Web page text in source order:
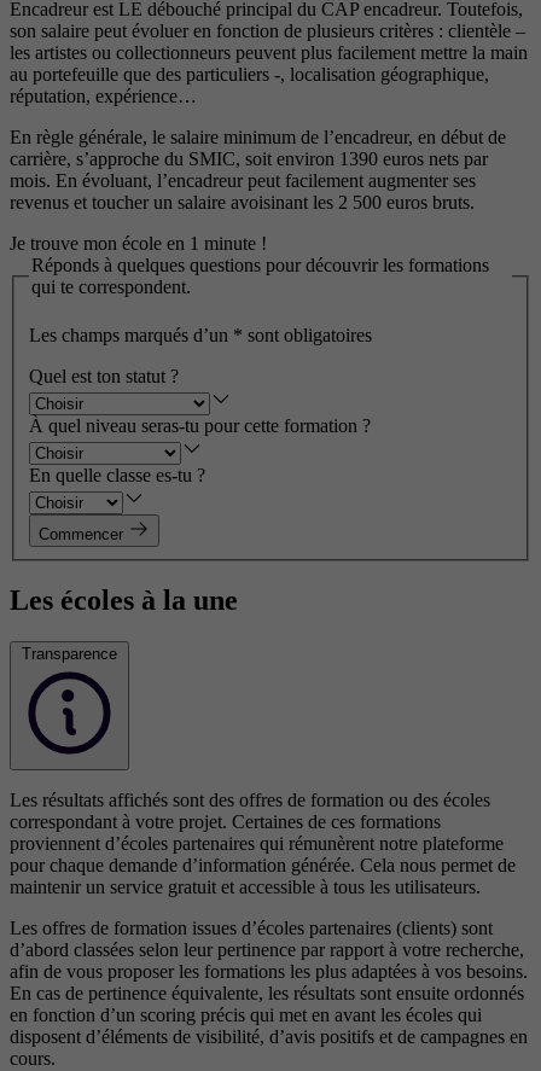
Encadreur est LE débouché principal du CAP encadreur. Toutefois,
son salaire peut évoluer en fonction de plusieurs critères : clientèle –
les artistes ou collectionneurs peuvent plus facilement mettre la main
au portefeuille que des particuliers -, localisation géographique,
réputation, expérience…
En règle générale, le salaire minimum de l’encadreur, en début de
carrière, s’approche du SMIC, soit environ 1390 euros nets par
mois. En évoluant, l’encadreur peut facilement augmenter ses
revenus et toucher un salaire avoisinant les 2 500 euros bruts.
Je trouve mon école en 1 minute !
Réponds à quelques questions pour découvrir les formations
qui te correspondent.
Les champs marqués d’un * sont obligatoires
Quel est ton statut ?
À quel niveau seras-tu pour cette formation ?
En quelle classe es-tu ?
Commencer
Les écoles à la une
Transparence
Les résultats affichés sont des offres de formation ou des écoles
correspondant à votre projet. Certaines de ces formations
proviennent d’écoles partenaires qui rémunèrent notre plateforme
pour chaque demande d’information générée. Cela nous permet de
maintenir un service gratuit et accessible à tous les utilisateurs.
Les offres de formation issues d’écoles partenaires (clients) sont
d’abord classées selon leur pertinence par rapport à votre recherche,
afin de vous proposer les formations les plus adaptées à vos besoins.
En cas de pertinence équivalente, les résultats sont ensuite ordonnés
en fonction d’un scoring précis qui met en avant les écoles qui
disposent d’éléments de visibilité, d’avis positifs et de campagnes en
cours.